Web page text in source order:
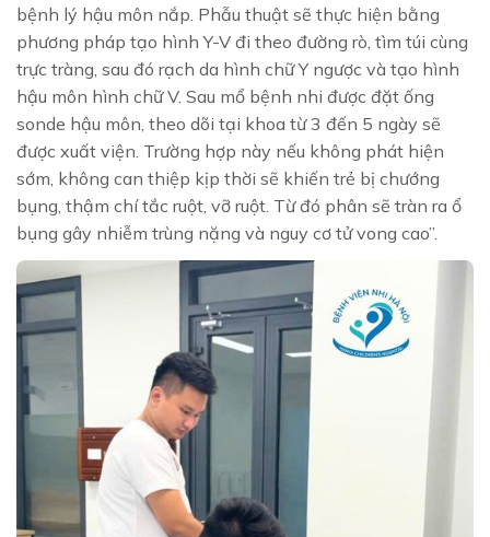
bệnh lý hậu môn nắp. Phẫu thuật sẽ thực hiện bằng
phương pháp tạo hình Y-V đi theo đường rò, tìm túi cùng
trực tràng, sau đó rạch da hình chữ Y ngược và tạo hình
hậu môn hình chữ V. Sau mổ bệnh nhi được đặt ống
sonde hậu môn, theo dõi tại khoa từ 3 đến 5 ngày sẽ
được xuất viện. Trường hợp này nếu không phát hiện
sớm, không can thiệp kịp thời sẽ khiến trẻ bị chướng
bụng, thậm chí tắc ruột, vỡ ruột. Từ đó phân sẽ tràn ra ổ
bụng gây nhiễm trùng nặng và nguy cơ tử vong cao”.